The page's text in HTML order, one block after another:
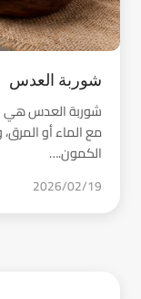
شوربة العدس
شوربة العدس هي
مع الماء أو
الكمون.…
2026/02/19